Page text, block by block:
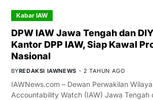
Kabar IAW
DPW IAW Jawa Tengah dan
Kantor DPP IAW, Siap Kawal
Nasional
BYREDAKSI IAWNEWS 2 TAHUN AGO
IAWNews.com – Dewan Perwakilan
Accountability Watch (IAW) Jawa Tengah